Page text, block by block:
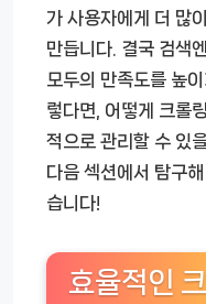
가 사용자에게 더 많
만듭니다. 결국 검색
모두의 만족도를 높
렇다면, 어떻게 크롤
적으로 관리할 수 있
다음 섹션에서 탐구
습니다!
효율적인